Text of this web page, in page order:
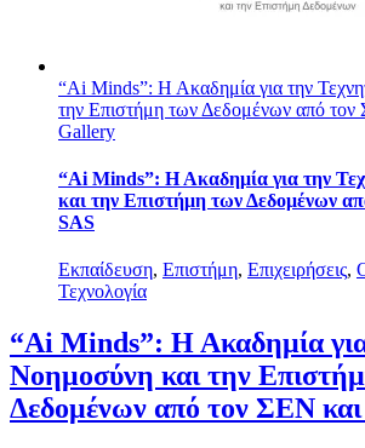
“Ai Minds”: Η Ακαδημία για την
την Επιστήμη των Δεδομένων από τον
Gallery
“Ai Minds”: Η Ακαδημία για την
και την Επιστήμη των Δεδομένων
SAS
Εκπαίδευση, Επιστήμη, Επιχειρήσεις,
Τεχνολογία
“Ai Minds”: Η Ακαδημία
Νοημοσύνη και την
Δεδομένων από τον ΣΕΝ και